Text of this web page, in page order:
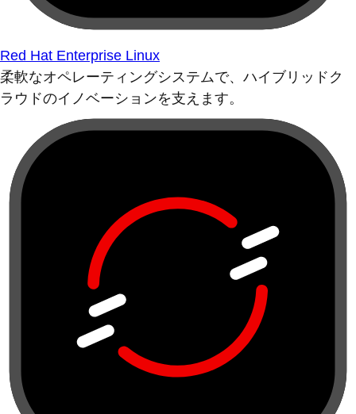
Red Hat Enterprise Linux
柔軟なオペレーティングシステムで、ハイブリッドク
ラウドのイノベーションを支えます。